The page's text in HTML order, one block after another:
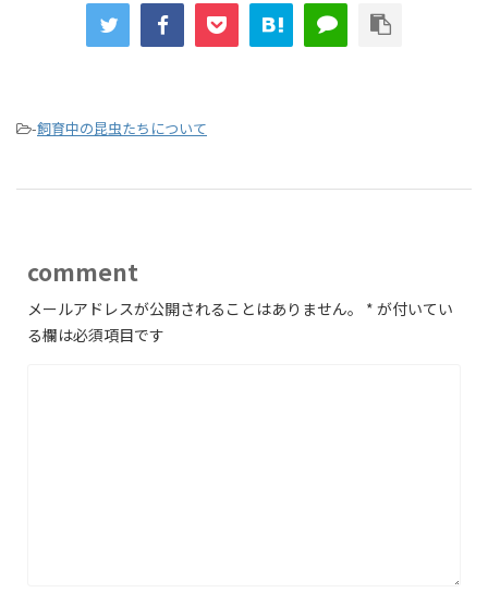
-飼育中の昆虫たちについて
comment
メールアドレスが公開されることはありません。 * が付いてい
る欄は必須項目です